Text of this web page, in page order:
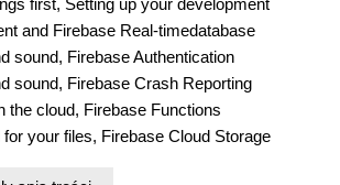
first, Setting up your development
and Firebase Real-timedatabase
sound, Firebase Authentication
sound, Firebase Crash Reporting
the cloud, Firebase Functions
for your files, Firebase Cloud Storage